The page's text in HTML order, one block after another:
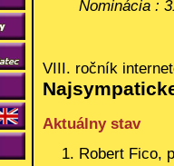
Nominácia :
VIII. ročník
Aktuálny stav
Robert Fico,